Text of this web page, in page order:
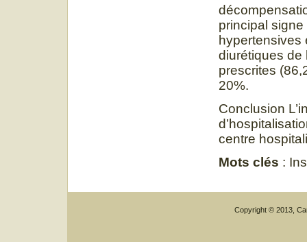
principal
hypertensives
diurétiques de
prescrites
20%.
Conclusion
centre
Mots clés :
Copyright © 2013,